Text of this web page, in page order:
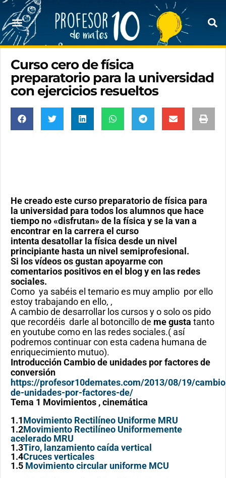
Curso cero de física
preparatorio para la universidad
con ejercicios resueltos
He creado este curso preparatorio de física para
la universidad para todos los alumnos que hace
tiempo no «disfrutan» de la física y se la van a
encontrar en la carrera el curso
intenta desatollar la física desde un nivel
principiante hasta un nivel semiprofesional.
Si los vídeos os gustan apoyarme con
comentarios positivos en el blog y en las redes
sociales.
Como ya sabéis el temario es muy amplio por ello
estoy trabajando en ello, ,
A cambio de desarrollar los cursos y o solo os pido
que recordéis darle al botoncillo de me gusta tanto
en youtube como en las redes sociales.( así
podremos continuar con esta cadena humana de
enriquecimiento mutuo).
Introducción Cambio de unidades por factores de
conversión
https://profesor10demates.com/2013/08/19/
de-unidades-por-factores-de/
Tema 1 Movimientos , cinemática
1.1Movimiento Rectilíneo Uniforme MRU
1.2Movimiento Rectilíneo Uniformemente
acelerado MRU
1.3Tiro, lanzamiento caída vertical
1.4Cruces verticales
1.5 Movimiento circular uniforme MCU